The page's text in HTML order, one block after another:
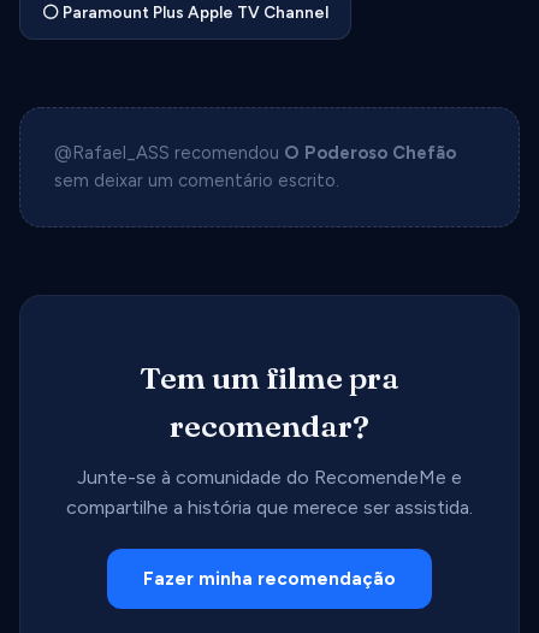
⚪ Paramount Plus Apple TV Channel
@Rafael_ASS recomendou O Poderoso Chefão
sem deixar um comentário escrito.
Tem um filme pra
recomendar?
Junte-se à comunidade do RecomendeMe e
compartilhe a história que merece ser assistida.
Fazer minha recomendação